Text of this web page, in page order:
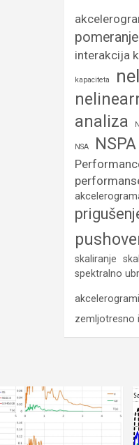
pomeranje
interakcija
kapaciteta
analiza
NSA NSPA
skaliranje
spektralno
akcelerogrami
zemljotresno